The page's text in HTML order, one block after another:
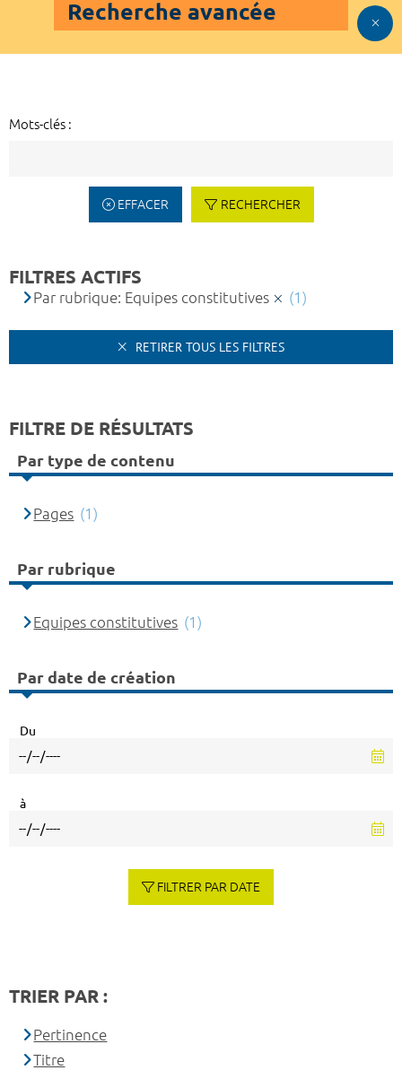
Recherche avancée
Mots-clés :
EFFACER RECHERCHER
FILTRES ACTIFS
Par rubrique: Equipes constitutives (1)
RETIRER TOUS LES FILTRES
FILTRE DE RÉSULTATS
Par type de contenu
Pages (1)
Par rubrique
Equipes constitutives (1)
Par date de création
Du
à
FILTRER PAR DATE
TRIER PAR :
Pertinence
Titre